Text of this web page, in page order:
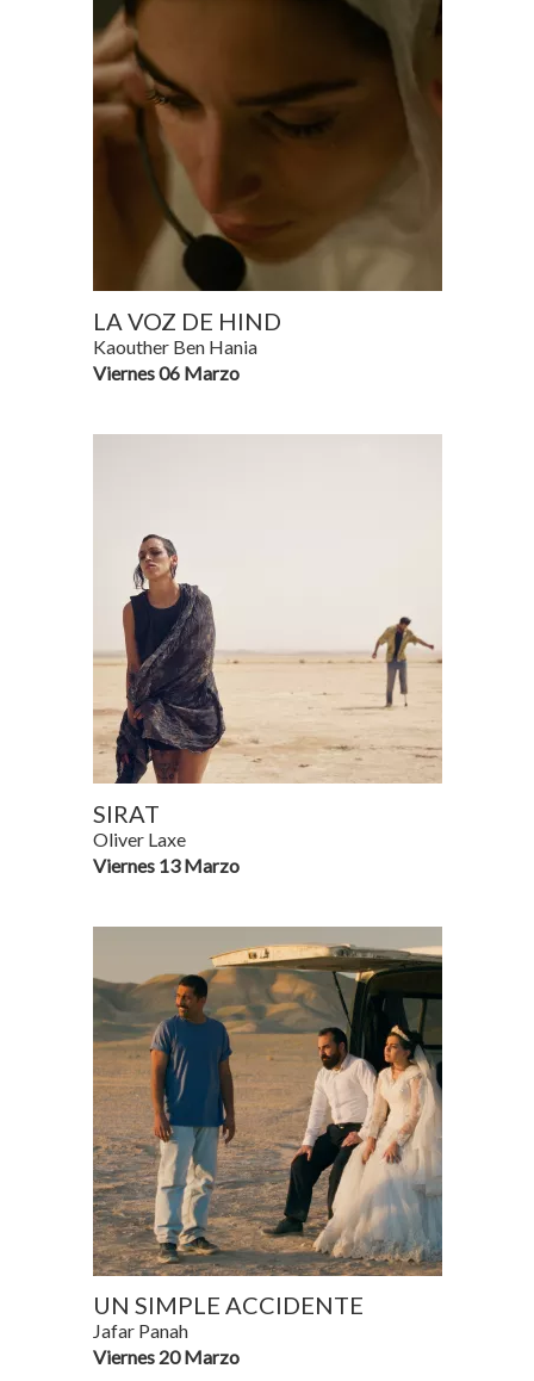
LA VOZ DE HIND
Kaouther Ben Hania
Viernes 06 Marzo
SIRAT
Oliver Laxe
Viernes 13 Marzo
UN SIMPLE ACCIDENTE
Jafar Panah
Viernes 20 Marzo